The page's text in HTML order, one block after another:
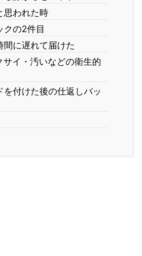
思われた時
クの2件目
間に遅れて届けた
サイ・汚いなどの衛生的
を付けた後の仕返しバッ